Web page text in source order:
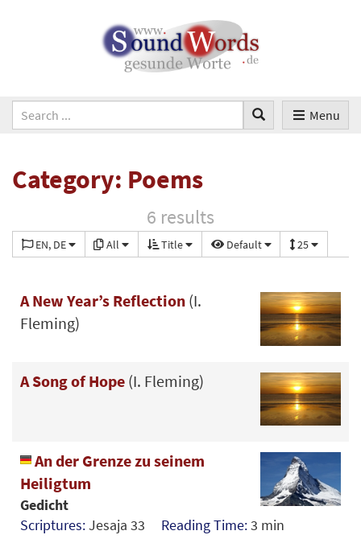
Menu
Category: Poems
6 results
EN, DE All Title Default 25
A New Year’s Reflection (I.
Fleming)
A Song of Hope (I. Fleming)
An der Grenze zu seinem
Heiligtum
Gedicht
Scriptures:Jesaja 33 Reading Time:3 min